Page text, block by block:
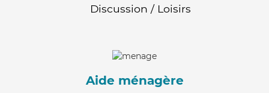
Discussion / Loisirs
Aide ménagère